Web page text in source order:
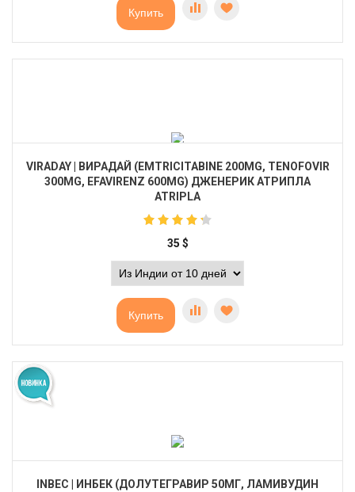
Купить
VIRADAY | ВИРАДАЙ (EMTRICITABINE 200MG, TENOFOVIR
300MG, EFAVIRENZ 600MG) ДЖЕНЕРИК АТРИПЛА
ATRIPLA
35 $
Купить
INBEC | ИНБЕК (ДОЛУТЕГРАВИР 50МГ, ЛАМИВУДИН